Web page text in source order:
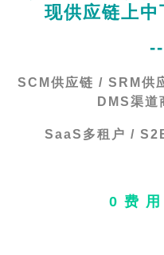
现供应链上
SCM供应链 / SRM供
DMS渠道
SaaS多租户 /
0 费